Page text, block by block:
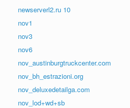
newserverl2.ru 10
nov1
nov3
nov6
nov_austinburgtruckcenter.com
nov_bh_estrazioni.org
nov_deluxedetailga.com
nov_lod+wd+sb